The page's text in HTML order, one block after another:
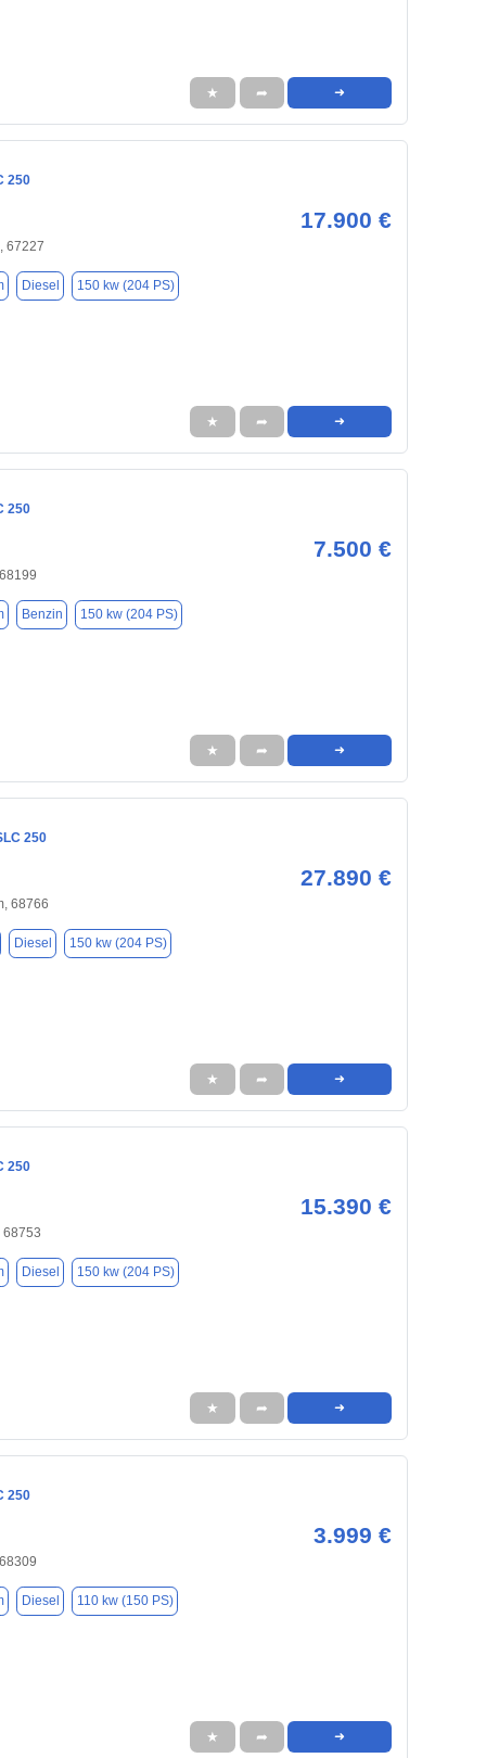
★ ➦ ➜
250
17.900 €
67227
Diesel 150 kw (204 PS)
★ ➦ ➜
250
7.500 €
Benzin 150 kw (204 PS)
★ ➦ ➜
250
27.890 €
68766
Diesel 150 kw (204 PS)
★ ➦ ➜
250
15.390 €
68753
Diesel 150 kw (204 PS)
★ ➦ ➜
250
3.999 €
Diesel 110 kw (150 PS)
★ ➦ ➜